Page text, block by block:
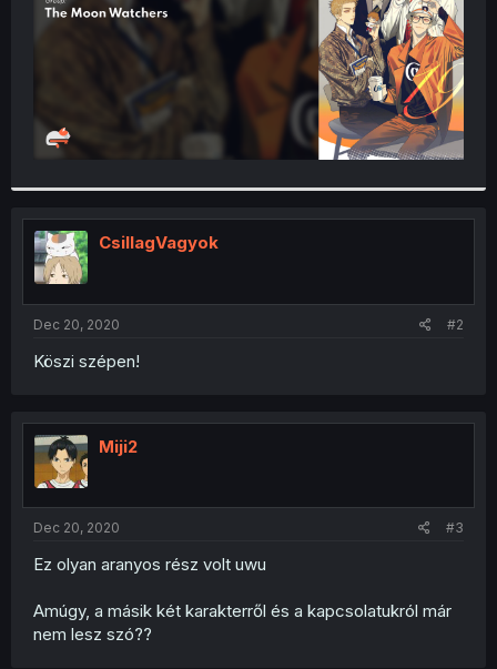
CsillagVagyok
Dec 20, 2020 #2
Köszi szépen!
Miji2
Dec 20, 2020 #3
Ez olyan aranyos rész volt uwu
Amúgy, a másik két karakterről és a kapcsolatukról már
nem lesz szó??